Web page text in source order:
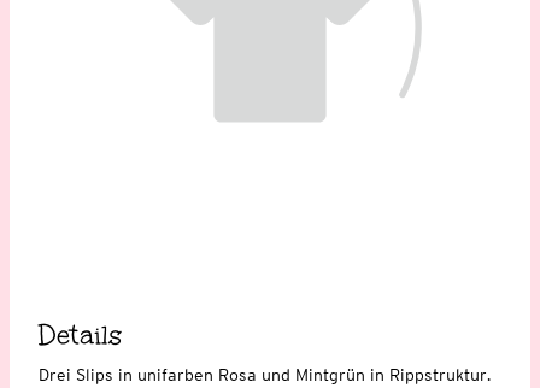
Details
Drei Slips in unifarben Rosa und Mintgrün in Rippstruktur.